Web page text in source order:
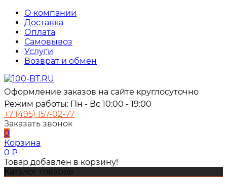
О компании
Доставка
Оплата
Самовывоз
Услуги
Возврат и обмен
Оформление заказов на сайте круглосуточно
Режим работы: Пн - Вс 10:00 - 19:00
+7 (495) 157-02-77
Заказать звонок
0
Корзина
0 ₽
Товар добавлен в корзину!
Каталог товаров